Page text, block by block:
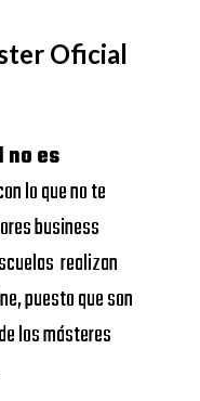
Oficial
es
lo que no te
business
realizan
puesto que son
los másteres